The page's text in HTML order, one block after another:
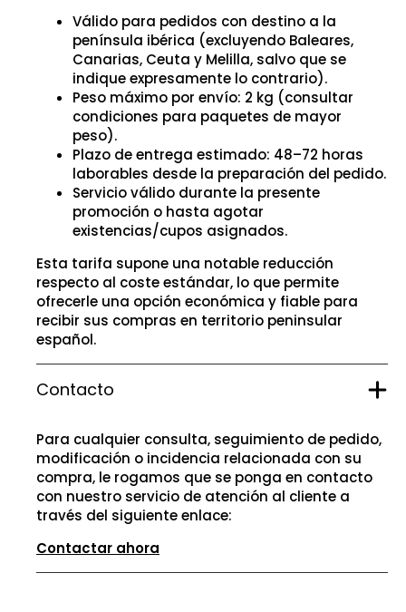
Válido para pedidos con destino a la
península ibérica (excluyendo Baleares,
Canarias, Ceuta y Melilla, salvo que se
indique expresamente lo contrario).
Peso máximo por envío: 2 kg (consultar
condiciones para paquetes de mayor
peso).
Plazo de entrega estimado: 48–72 horas
laborables desde la preparación del pedido.
Servicio válido durante la presente
promoción o hasta agotar
existencias/cupos asignados.
Esta tarifa supone una notable reducción
respecto al coste estándar, lo que permite
ofrecerle una opción económica y fiable para
recibir sus compras en territorio peninsular
español.
Contacto
Para cualquier consulta, seguimiento de pedido,
modificación o incidencia relacionada con su
compra, le rogamos que se ponga en contacto
con nuestro servicio de atención al cliente a
través del siguiente enlace:
Contactar ahora